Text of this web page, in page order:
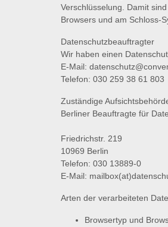
Verschlüsselung. Damit
Browsers und am Schloss-
Datenschutzbeauftragter
Wir haben einen
E-Mail:
Telefon: 030 259 38 61 803
Zuständige
Berliner Beauftragte für
Friedrichstr. 219
10969 Berlin
Telefon: 030 13889-0
E-Mail:
Arten der verarbeiteten
Browsertyp und